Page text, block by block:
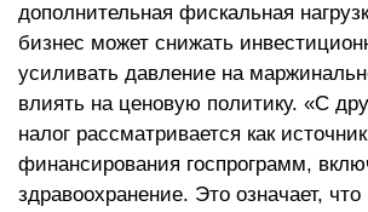
дополнительная фискальная
бизнес может снижать
усиливать давление на
влиять на ценовую политику. «С
налог рассматривается как источник
финансирования госпрограмм,
здравоохранение. Это означает, что